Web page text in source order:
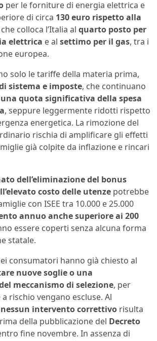
per le forniture di energia elettrica e
di circa 130 euro rispetto alla
che colloca l’Italia al quarto posto per
elettrica e al settimo per il gas, tra i
europea.
solo le tariffe della materia prima,
sistema e imposte, che continuano
una quota significativa della spesa
, seppure leggermente ridotti rispetto
energetica. La rimozione del
rischia di amplificare gli effetti
già colpite da inflazione e rincari
dell’eliminazione del bonus
costo delle utenze potrebbe
con ISEE tra 10.000 e 25.000
annuo anche superiore ai 200
essere coperti senza alcuna forma
statale.
consumatori hanno già chiesto al
nuove soglie o una
meccanismo di selezione, per
rischio vengano escluse. Al
nessun intervento correttivo risulta
della pubblicazione del Decreto
fine novembre. In assenza di